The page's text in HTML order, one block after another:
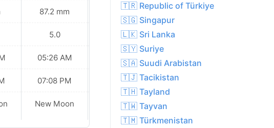
87.2 mm
5.0
05:26 AM
07:08 PM
New Moon
80.8 mm
5.0
05:27 AM
07:07 PM
New Moon
🇹🇷 Republic of Türkiye
🇸🇬 Singapur
🇱🇰 Sri Lanka
🇸🇾 Suriye
🇸🇦 Suudi Arabistan
🇹🇯 Tacikistan
🇹🇭 Tayland
🇹🇼 Tayvan
🇹🇲 Türkmenistan